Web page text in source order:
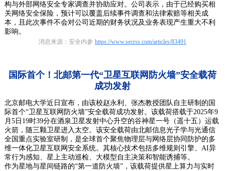
构与外部网络安全专家调查并协助应对。公司表示，由于已经购买相
关网络安全保险，预计可以覆盖后续事件调查和法律索赔等相关成
本，且此次事件不会对公司近期的财务状况及业务表现产生重大不利
影响。
消息来源：安全内参 https://www.secrss.com/articles/83491
国际首个！北邮第一代“卫星互联网防火墙”安全载荷
成功发射
北京邮电大学近日宣布，由该校赵永利、张杰教授团队自主研制的国
际首个“卫星互联网防火墙”安全载荷成功发射。该载荷搭载于2025年9
月5日19时39分在酒泉卫星发射中心升空的谷神星一号（遥十五）运载
火箭，随三颗卫星进入太空。该安全载荷由北邮信息光子学与光通信
全国重点实验室研制，是全球首个聚焦物理层与网络层协同防护的多
维一体化卫星互联网安全系统。其核心技术包括多维规则引擎、AI异
常行为感知、星上主动巡检、大模型自主决策和智能诱捕等。
作为星地与星间链路的“第一道防火墙”，该载荷提供星上算力与实时